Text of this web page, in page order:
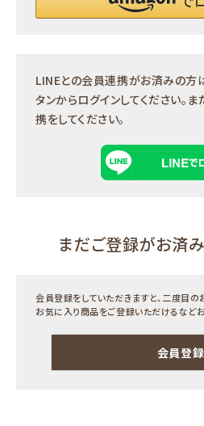
LINEとの会員連携がお済みの方は
タンからログインしてください。ま
携をしてください。
まだご登録がお済
会員登録をしていただきますと、二度目の
お気に入り商品をご登録いただけるなど
会員登録